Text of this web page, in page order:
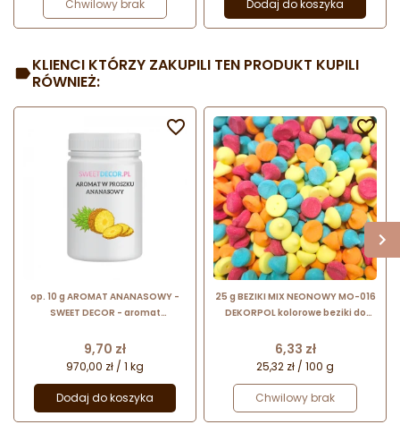
Chwilowy brak Dodaj do koszyka
KLIENCI KTÓRZY ZAKUPILI TEN PRODUKT KUPILI
RÓWNIEŻ:
op. 10 g AROMAT ANANASOWY -
SWEET DECOR - aromat
smak i zapach
Cena
9,70 zł
970,00 zł / 1 kg
Dodaj do koszyka

25 g BEZIKI MIX NEONOWY MO-016
DEKORPOL kolorowe beziki do
Cena
6,33 zł
25,32 zł / 100 g
Chwilowy brak
